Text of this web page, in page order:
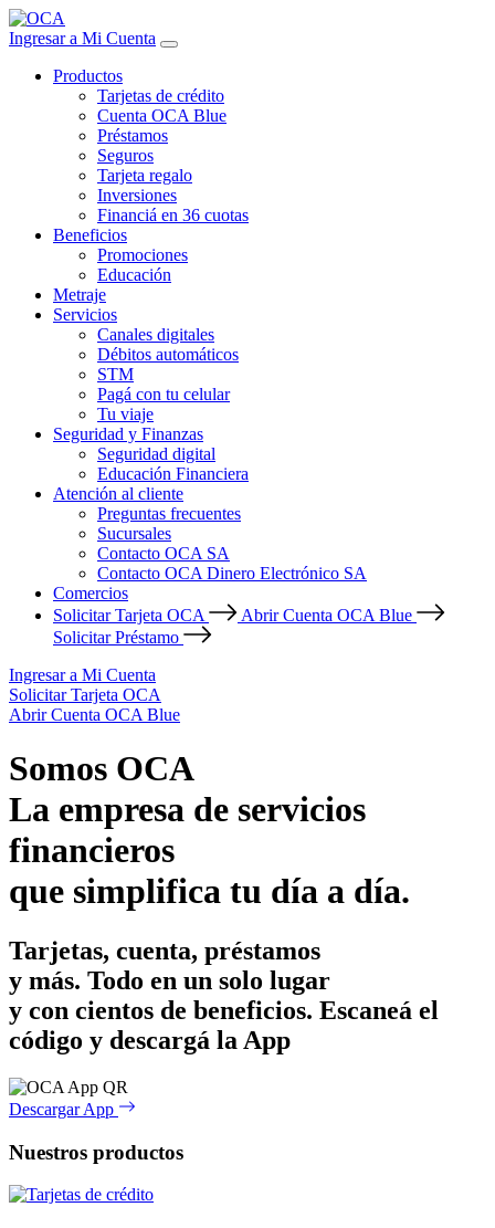
Ingresar a Mi Cuenta
Productos
Tarjetas de crédito
Cuenta OCA Blue
Préstamos
Seguros
Tarjeta regalo
Inversiones
Financiá en 36 cuotas
Beneficios
Promociones
Educación
Metraje
Servicios
Canales digitales
Débitos automáticos
STM
Pagá con tu celular
Tu viaje
Seguridad y Finanzas
Seguridad digital
Educación Financiera
Atención al cliente
Preguntas frecuentes
Sucursales
Contacto OCA SA
Contacto OCA Dinero Electrónico SA
Comercios
Solicitar Tarjeta OCA
Abrir Cuenta OCA Blue
Solicitar Préstamo
Ingresar a Mi Cuenta
Solicitar Tarjeta OCA
Abrir Cuenta OCA Blue
Somos OCA
La empresa de servicios
financieros
que simplifica tu día a día.
Tarjetas, cuenta, préstamos
y más. Todo en un solo lugar
y con cientos de beneficios. Escaneá el
código y descargá la App
Descargar App
Nuestros productos